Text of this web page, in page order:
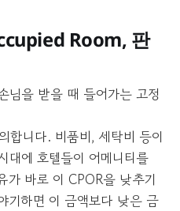
Room, 판
님을 받을 때 들어가는 고정
합니다. 비품비, 세탁비 등이
대에 호텔들이 어메니티를
가 바로 이 CPOR을 낮추기
기하면 이 금액보다 낮은 금